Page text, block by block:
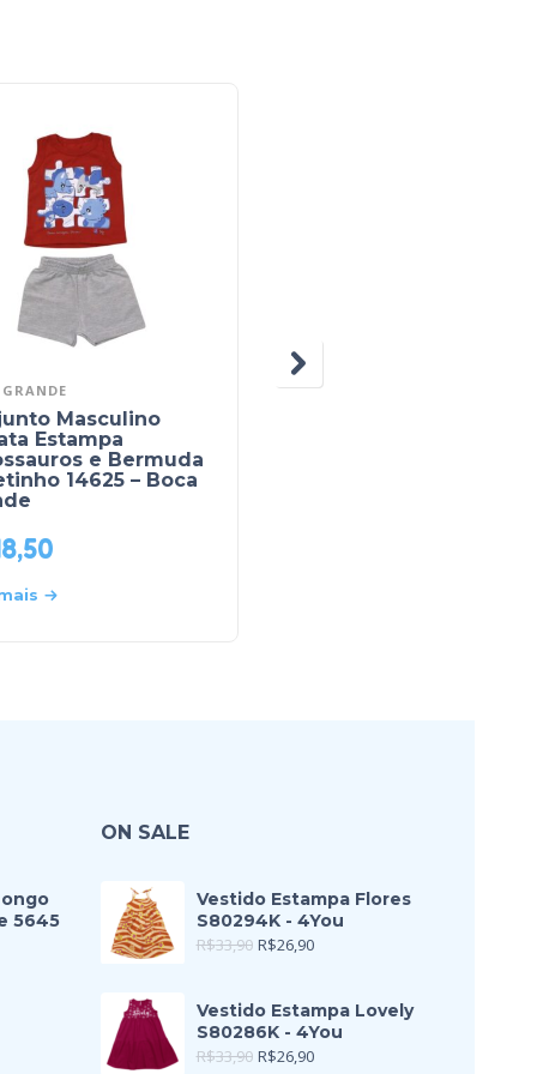
Masculino
Estampa
e Bermuda
14625 – Boca
DILA
5645
ON SALE
Vestido Estampa Flores
S80294K - 4You
R$33,90 R$26,90
Vestido Estampa Lovely
S80286K - 4You
R$33,90 R$26,90